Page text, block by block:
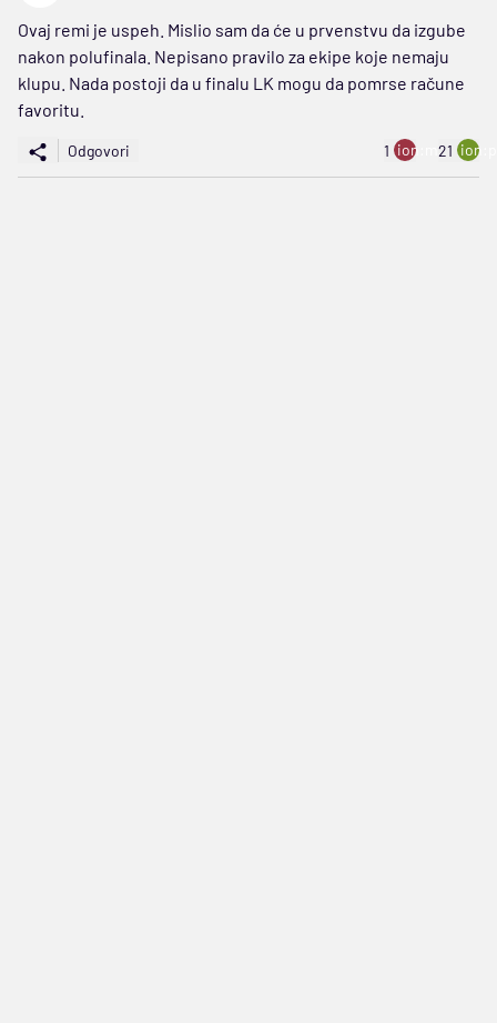
Ovaj remi je uspeh. Mislio sam da će u prvenstvu da izgube
nakon polufinala. Nepisano pravilo za ekipe koje nemaju
klupu. Nada postoji da u finalu LK mogu da pomrse račune
favoritu.
Odgovori 1 ion:minus
21